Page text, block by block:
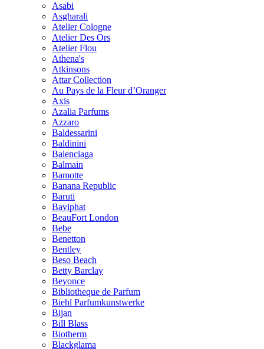
Asabi
Asgharali
Atelier Cologne
Atelier Des Ors
Atelier Flou
Athena's
Atkinsons
Attar Collection
Au Pays de la Fleur d’Oranger
Axis
Azalia Parfums
Azzaro
Baldessarini
Baldinini
Balenciaga
Balmain
Bamotte
Banana Republic
Baruti
Baviphat
BeauFort London
Bebe
Benetton
Bentley
Beso Beach
Betty Barclay
Beyonce
Bibliotheque de Parfum
Biehl Parfumkunstwerke
Bijan
Bill Blass
Biotherm
Blackglama